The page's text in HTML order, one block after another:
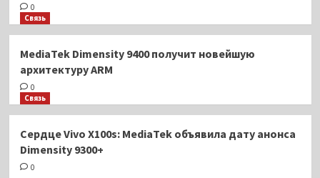
0
Связь
MediaTek Dimensity 9400 получит новейшую
архитектуру ARM
0
Связь
Сердце Vivo X100s: MediaTek объявила дату анонса
Dimensity 9300+
0